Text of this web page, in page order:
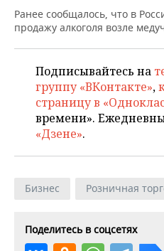
ЭНЕРГЕТИКА
ТЕЛЕКОММУНИКАЦИИ
БИЗНЕС-БРАНЧИ
ONLINE-КОНФЕРЕНЦИИ
ОТКРЫТАЯ ЛЕКЦИЯ
ФУТБОЛ
ХОККЕЙ
БАСКЕТБОЛ
ВОЛЕЙБОЛ
ВОДНЫЕ ВИДЫ СПОРТА
НОВОСТИ ОБЩЕСТВА
ВЛАСТЬ
ИНФРАСТРУКТУРА
ИСТОРИЯ
ОБРАЗОВАНИЕ
СЮЖЕТЫ
СПРАВОЧНИК
СПИСОК ПЕРСОН
ПОЛНАЯ ВЕРСИЯ
Ранее сообщалось, что в
продажу алкоголя возле
Подписывайтесь на
группу «ВКонтакте»,
страницу в
времени».
«Дзене».
Бизнес Розничная
Поделитесь в соцсетях